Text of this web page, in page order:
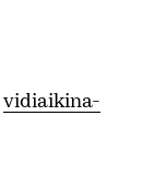
vidiaikina-